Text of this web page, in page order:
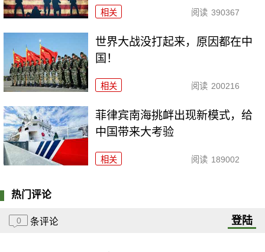
相关 阅读 390367
世界大战没打起来，原因都在中
国！
相关 阅读 200216
菲律宾南海挑衅出现新模式，给
中国带来大考验
相关 阅读 189002
热门评论
0 条评论 登陆